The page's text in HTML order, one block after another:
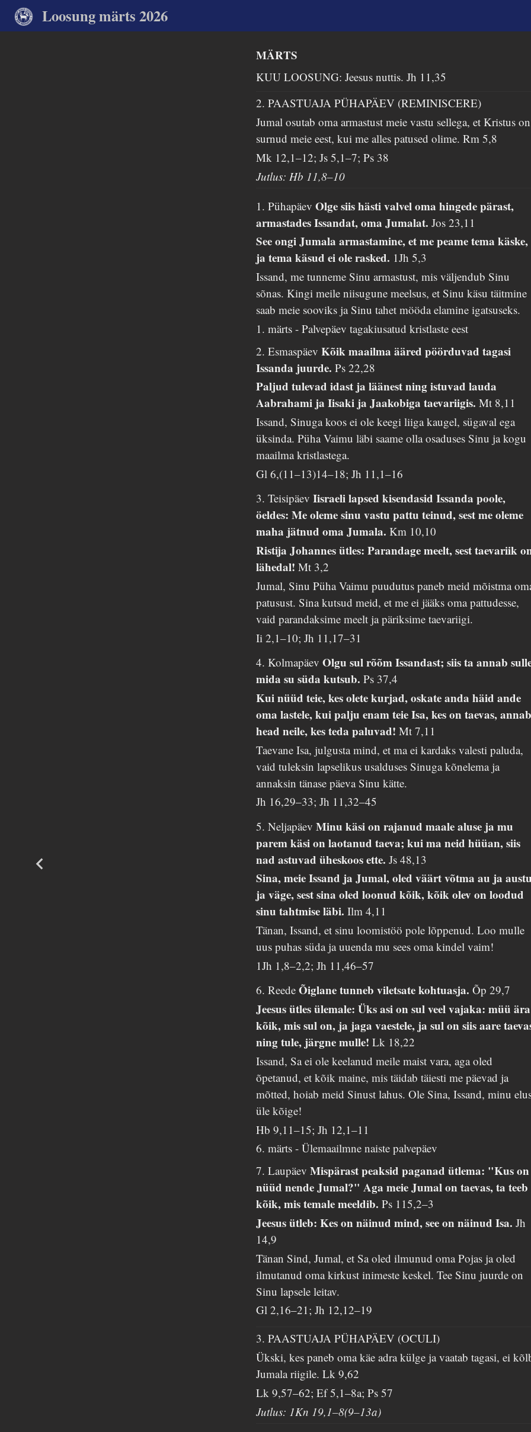
Loosung märts 2026
MÄRTS
KUU LOOSUNG: Jeesus nuttis.Jh 11,35
2. PAASTUAJA PÜHAPÄEV (REMINISCERE)
Jumal osutab oma armastust meie vastu sellega, et Kristus on
surnud meie eest, kui me alles patused olime.Rm 5,8
Mk 12,1–12; Js 5,1–7; Ps 38
Jutlus: Hb 11,8–10
1. PühapäevOlge siis hästi valvel oma hingede pärast,
armastades Issandat, oma Jumalat.Jos 23,11
See ongi Jumala armastamine, et me peame tema käske,
ja tema käsud ei ole rasked. 1Jh 5,3
Issand, me tunneme Sinu armastust, mis väljendub Sinu
sõnas. Kingi meile niisugune meelsus, et Sinu käsu täitmine
saab meie sooviks ja Sinu tahet mööda elamine igatsuseks.
1. märts - Palvepäev tagakiusatud kristlaste eest
2. EsmaspäevKõik maailma ääred pöörduvad tagasi
Issanda juurde.Ps 22,28
Paljud tulevad idast ja läänest ning istuvad lauda
Aabrahami ja Iisaki ja Jaakobiga taevariigis.Mt 8,11
Issand, Sinuga koos ei ole keegi liiga kaugel, sügaval ega
üksinda. Püha Vaimu läbi saame olla osaduses Sinu ja kogu
maailma kristlastega.
Gl 6,(11–13)14–18; Jh 11,1–16
3. TeisipäevIisraeli lapsed kisendasid Issanda poole,
öeldes: Me oleme sinu vastu pattu teinud, sest me oleme
maha jätnud oma Jumala.Km 10,10
Ristija Johannes ütles: Parandage meelt, sest taevariik
lähedal!Mt 3,2
Jumal, Sinu Püha Vaimu puudutus paneb meid mõistma
patusust. Sina kutsud meid, et me ei jääks oma pattudesse,
vaid parandaksime meelt ja päriksime taevariigi.
Ii 2,1–10; Jh 11,17–31
4. KolmapäevOlgu sul rõõm Issandast; siis ta annab
mida su süda kutsub.Ps 37,4
Kui nüüd teie, kes olete kurjad, oskate anda häid ande
oma lastele, kui palju enam teie Isa, kes on taevas,
head neile, kes teda paluvad!Mt 7,11
Taevane Isa, julgusta mind, et ma ei kardaks valesti paluda,
vaid tuleksin lapselikus usalduses Sinuga kõnelema ja
annaksin tänase päeva Sinu kätte.
Jh 16,29–33; Jh 11,32–45
5. NeljapäevMinu käsi on rajanud maale aluse ja mu
parem käsi on laotanud taeva; kui ma neid hüüan, siis
nad astuvad üheskoos ette.Js 48,13
Sina, meie Issand ja Jumal, oled väärt võtma au ja
ja väge, sest sina oled loonud kõik, kõik olev on loodud
sinu tahtmise läbi.Ilm 4,11
Tänan, Issand, et sinu loomistöö pole lõppenud. Loo mulle
uus puhas süda ja uuenda mu sees oma kindel vaim!
1Jh 1,8–2,2; Jh 11,46–57
6. ReedeÕiglane tunneb viletsate kohtuasja.Õp 29,7
Jeesus ütles ülemale: Üks asi on sul veel vajaka: müü ära
kõik, mis sul on, ja jaga vaestele, ja sul on siis aare
ning tule, järgne mulle!Lk 18,22
Issand, Sa ei ole keelanud meile maist vara, aga oled
õpetanud, et kõik maine, mis täidab täiesti me päevad ja
mõtted, hoiab meid Sinust lahus. Ole Sina, Issand, minu
üle kõige!
Hb 9,11–15; Jh 12,1–11
6. märts - Ülemaailmne naiste palvepäev
7. LaupäevMispärast peaksid paganad ütlema: "Kus on
nüüd nende Jumal?" Aga meie Jumal on taevas, ta teeb
kõik, mis temale meeldib.Ps 115,2–3
Jeesus ütleb: Kes on näinud mind, see on näinud Isa.Jh
14,9
Tänan Sind, Jumal, et Sa oled ilmunud oma Pojas ja oled
ilmutanud oma kirkust inimeste keskel. Tee Sinu juurde on
Sinu lapsele leitav.
Gl 2,16–21; Jh 12,12–19
3. PAASTUAJA PÜHAPÄEV (OCULI)
Ükski, kes paneb oma käe adra külge ja vaatab tagasi, ei
Jumala riigile.Lk 9,62
Lk 9,57–62; Ef 5,1–8a; Ps 57
Jutlus: 1Kn 19,1–8(9–13a)